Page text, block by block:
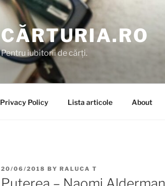
CĂRTURIA.RO
Pentru iubitorii de cărți.
Privacy Policy Lista articole About
POSTED
ON
20/06/2018 BY RALUCA T